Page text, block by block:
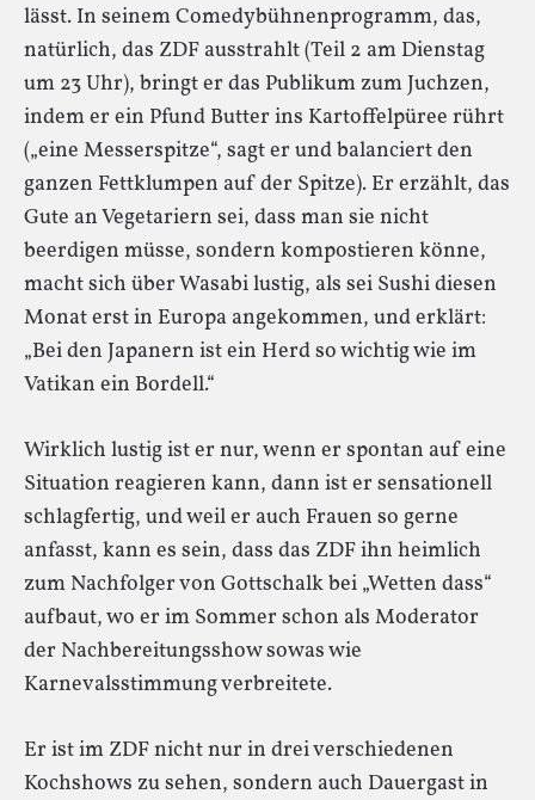
lässt. In seinem Comedybühnenprogramm, das,
natürlich, das ZDF ausstrahlt (Teil 2 am Dienstag
um 23 Uhr), bringt er das Publikum zum Juchzen,
indem er ein Pfund Butter ins Kartoffelpüree rührt
(„eine Messerspitze“, sagt er und balanciert den
ganzen Fettklumpen auf der Spitze). Er erzählt, das
Gute an Vegetariern sei, dass man sie nicht
beerdigen müsse, sondern kompostieren könne,
macht sich über Wasabi lustig, als sei Sushi diesen
Monat erst in Europa angekommen, und erklärt:
„Bei den Japanern ist ein Herd so wichtig wie im
Vatikan ein Bordell.“
Wirklich lustig ist er nur, wenn er spontan auf eine
Situation reagieren kann, dann ist er sensationell
schlagfertig, und weil er auch Frauen so gerne
anfasst, kann es sein, dass das ZDF ihn heimlich
zum Nachfolger von Gottschalk bei „Wetten dass“
aufbaut, wo er im Sommer schon als Moderator
der Nachbereitungsshow sowas wie
Karnevalsstimmung verbreitete.
Er ist im ZDF nicht nur in drei verschiedenen
Kochshows zu sehen, sondern auch Dauergast in